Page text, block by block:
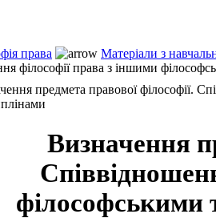
права
Матеріали з
філософії права з іншими
предмета правової філософії.
Визначення
філософськими